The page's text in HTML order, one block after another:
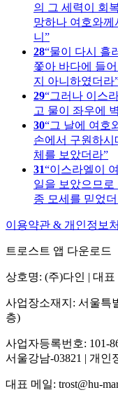
의 그 세력이 회
망하나 여호와께
니
28 물이 다시 흘
쫓아 바다에 들
지 아니하였더라
29 그러나 이스
고 물이 좌우에
30 그 날에 여호
손에서 구원하시
체를 보았더라
31 이스라엘이
일을 보았으므
종 모세를 믿었
이용약관 & 개인정보
트로스트 앱 다운로드
상호명: (주)다인 | 대표
사업장소재지: 서울특
층)
사업자등록번호: 101-
서울강남-03821 | 개인
대표 메일: trost@hu-